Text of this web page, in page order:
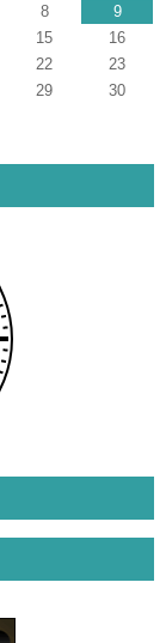
8
9
15
16
22
23
29
30